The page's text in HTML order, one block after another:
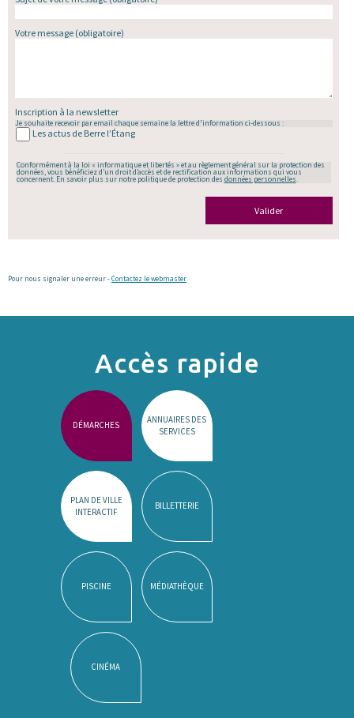
Votre message(obligatoire)
Inscription à la newsletter
Je souhaite recevoir par email chaque semaine la lettre d'information ci-dessous :
Les actus de Berre l’Étang
Conformément à la loi « informatique et libertés » et au règlement général sur la protection des
données, vous bénéficiez d’un droit d’accès et de rectification aux informations qui vous
concernent. En savoir plus sur notre politique de protection des données personnelles.
Valider
Pour nous signaler une erreur -Contactez le webmaster
Accès rapide
DÉMARCHES
ANNUAIRES DES
SERVICES
PLAN DE VILLE
INTERACTIF
BILLETTERIE
PISCINE MÉDIATHÈQUE
CINÉMA